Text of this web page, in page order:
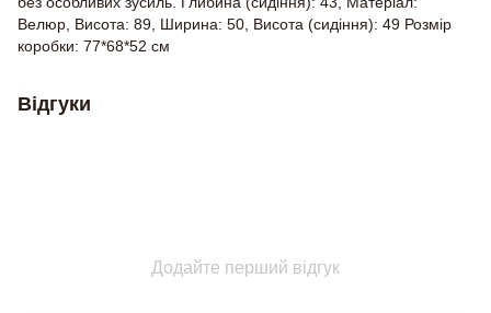
Велюр, Висота: 89, Ширина: 50, Висота (сидіння): 49 Розмір
коробки: 77*68*52 см
Відгуки
Додайте перший відгук